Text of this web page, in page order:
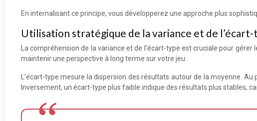
En internalisant ce principe, vous développerez une approche plus
Utilisation stratégique de la variance et de
La compréhension de la variance et de l’écart-type est cruciale pour
maintenir une perspective à long terme sur votre jeu.
L’écart-type mesure la dispersion des résultats autour de la moyenne.
Inversement, un écart-type plus faible indique des résultats plus stables,